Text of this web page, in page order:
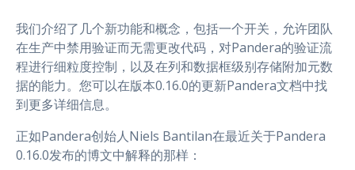
我们介绍了几个新功能和概念，包括一个开关，允许团队
在生产中禁用验证而无需更改代码，对Pandera的验证流
程进行细粒度控制，以及在列和数据框级别存储附加元数
据的能力。您可以在版本0.16.0的更新Pandera文档中找
到更多详细信息。
正如Pandera创始人Niels Bantilan在最近关于Pandera
0.16.0发布的博文中解释的那样：